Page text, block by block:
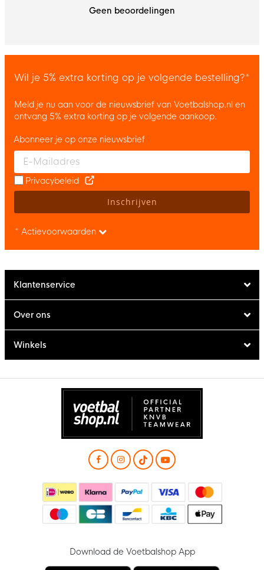
Geen beoordelingen
Wil je 5% extra korting op je volgende bestelling?*
Meld je nu aan voor de nieuwsbrief van Voetbalshop.nl en
ontvang 5% extra korting op je volgende aankoop.
Enter your email and accept the privacy policy to subscribe to
Abonneer je op onze nieuwsbrief
Privacybeleid
Inschrijven
* Actievoorwaarden
Klantenservice
Over ons
Winkels
Download de Voetbalshop App